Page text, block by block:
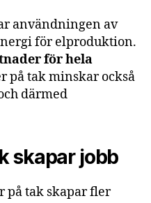
användningen av
för elproduktion.
för hela
på tak minskar också
därmed
skapar jobb
på tak skapar fler